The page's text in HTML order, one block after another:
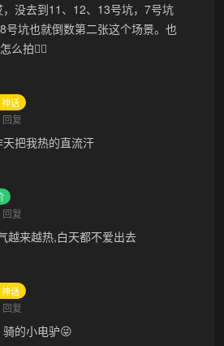
，没去到11、12、13号坑，7号坑
号坑也就倒数第二张这个场景。也
么拍😮‍💨
神话
回复
天把我热的直流汗
回复
越来越热,白天都不爱出去
神话
回复
的小电驴😜